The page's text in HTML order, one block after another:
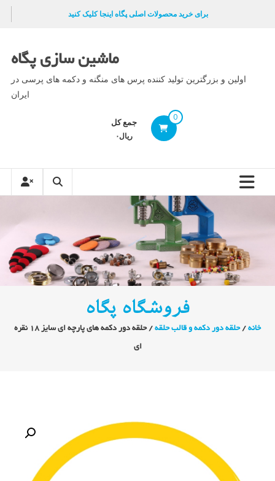
برای خرید محصولات اصلی پگاه اینجا کلیک کنید
ماشین سازی پگاه
اولین و بزرگترین تولید کننده پرس های منگنه و دکمه های پرسی در
ایران
0 جمع کل
ریال۰
فروشگاه پگاه
خانه /حلقه دور دکمه و قالب حلقه / حلقه دور دکمه های پارچه ای سایز ۱۸ نقره
ای